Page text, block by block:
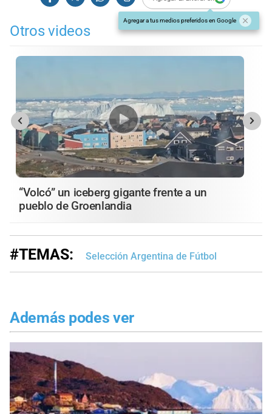
Agregar a tus medios preferidos en Google
Otros videos
“Volcó” un iceberg gigante frente a un
pueblo de Groenlandia
#TEMAS: Selección Argentina de Fútbol
Además podes ver